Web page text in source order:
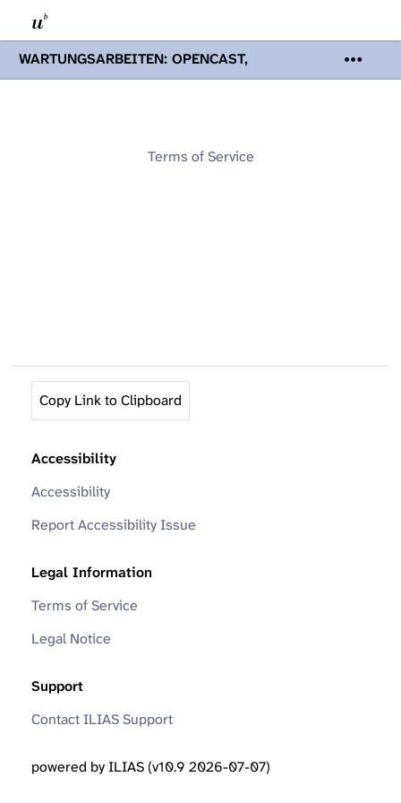
WARTUNGSARBEITEN: OPENCAST,
PODCASTS & TOBIRA
Mi 19. August
Opencast-Videos und Tobira nicht zur
Terms of Service
Copy Link to Clipboard
Accessibility
Accessibility
Report Accessibility Issue
Legal Information
Terms of Service
Legal Notice
Support
Contact ILIAS Support
powered by ILIAS (v10.9 2026-07-07)